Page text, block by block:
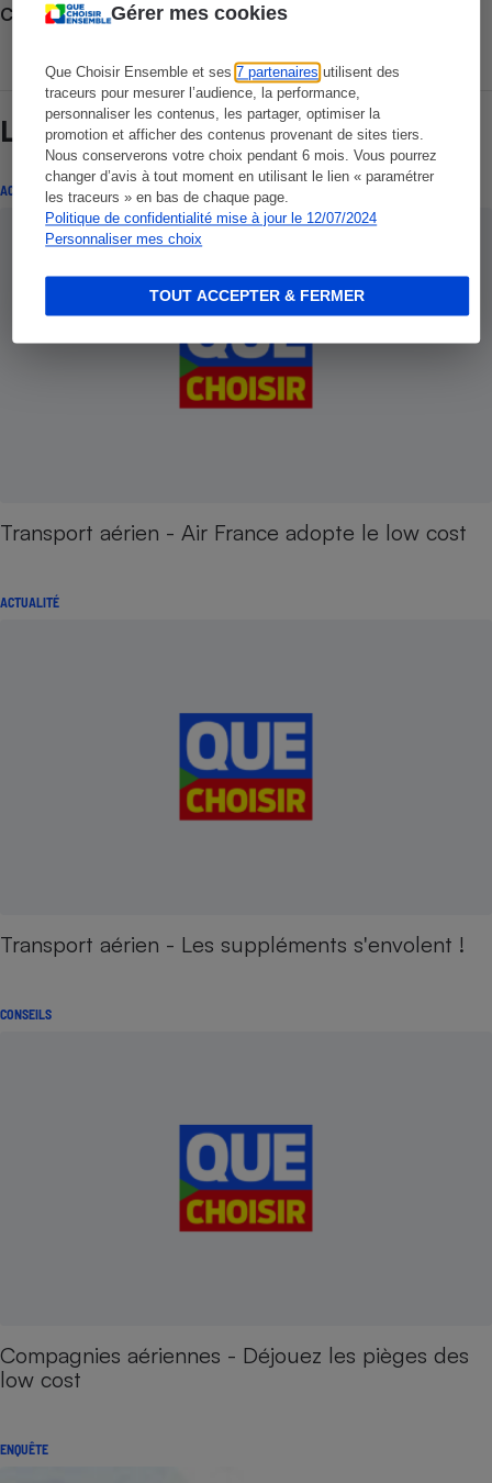
Gérer mes cookies
Que Choisir Ensemble et ses7 partenaires utilisent des
traceurs pour mesurer l’audience, la performance,
personnaliser les contenus, les partager, optimiser la
promotion et afficher des contenus provenant de sites tiers.
Nous conserverons votre choix pendant 6 mois. Vous pourrez
changer d’avis à tout moment en utilisant le lien « paramétrer
les traceurs » en bas de chaque page.
Politique de confidentialité mise à jour le 12/07/2024
Personnaliser mes choix
TOUT ACCEPTER & FERMER
Consulter nos Actualités
Lire aussi
ACTUALITÉ
Transport aérien - Air France adopte le low cost
ACTUALITÉ
Transport aérien - Les suppléments s'envolent !
CONSEILS
Compagnies aériennes - Déjouez les pièges des
low cost
ENQUÊTE